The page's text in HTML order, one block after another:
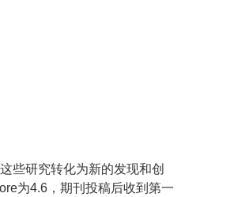
些研究转化为新的发现和创
为4.6，期刊投稿后收到第一